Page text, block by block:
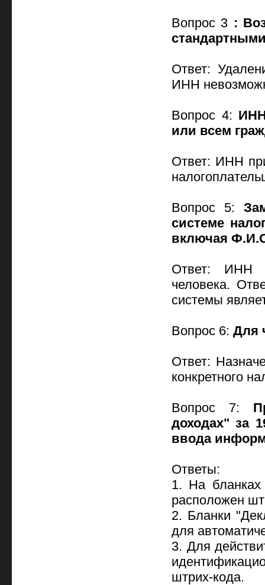
Вопрос 3 :
Ответ:
ИНН
Вопрос 4:
или всем
Ответ: ИНН
Вопрос 5:
системе
включая
Ответ: ИНН
человека.
системы
Вопрос 6:Для
Ответ:
конкретного
Вопрос 7:
доходах" за
ввода
Ответы:
1. На
расположен
2. Бланки
для
3. Для
штрих-кода.